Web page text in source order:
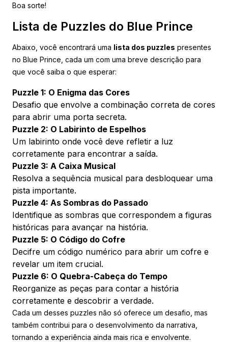
Boa sorte!
Lista de Puzzles do Blue Prince
Abaixo, você encontrará uma lista dos puzzles presentes
no Blue Prince, cada um com uma breve descrição para
que você saiba o que esperar:
Puzzle 1: O Enigma das Cores
Desafio que envolve a combinação correta de cores
para abrir uma porta secreta.
Puzzle 2: O Labirinto de Espelhos
Um labirinto onde você deve refletir a luz
corretamente para encontrar a saída.
Puzzle 3: A Caixa Musical
Resolva a sequência musical para desbloquear uma
pista importante.
Puzzle 4: As Sombras do Passado
Identifique as sombras que correspondem a figuras
históricas para avançar na história.
Puzzle 5: O Código do Cofre
Decifre um código numérico para abrir um cofre e
revelar um item crucial.
Puzzle 6: O Quebra-Cabeça do Tempo
Reorganize as peças para contar a história
corretamente e descobrir a verdade.
Cada um desses puzzles não só oferece um desafio, mas
também contribui para o desenvolvimento da narrativa,
tornando a experiência ainda mais rica e envolvente.